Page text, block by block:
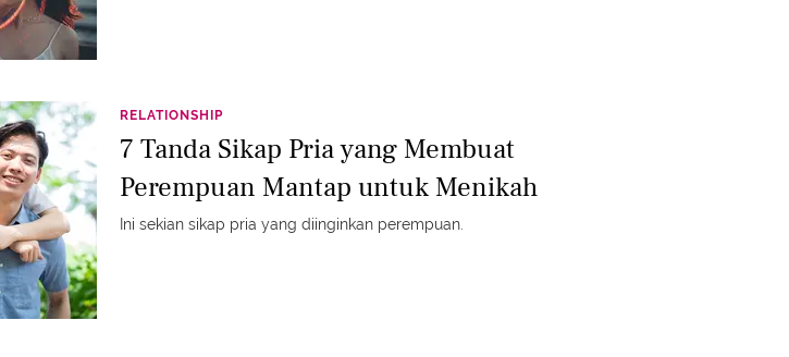
RELATIONSHIP
7 Tanda Sikap Pria yang Membuat
Perempuan Mantap untuk Menikah
Ini sekian sikap pria yang diinginkan perempuan.